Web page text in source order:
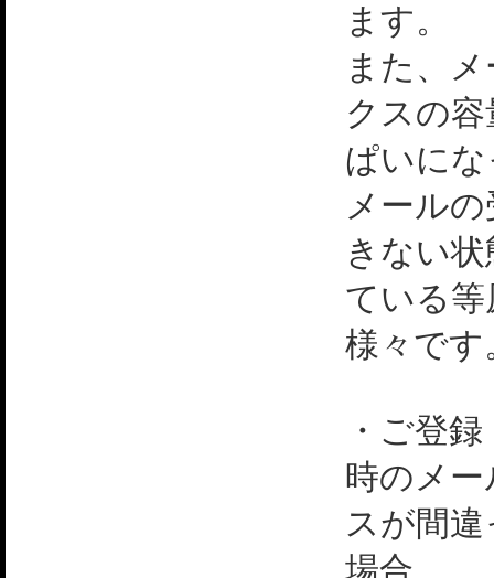
ます。
また、
クスの
ぱいに
メール
きない
ている
様々です
・ご登
時のメ
スが間
場合